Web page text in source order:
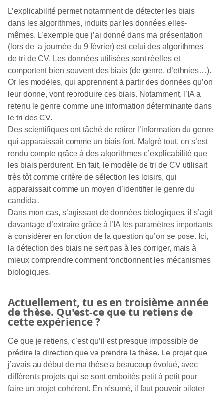
L’explicabilité permet notamment de détecter les biais
dans les algorithmes, induits par les données elles-
mêmes. L’exemple que j’ai donné dans ma présentation
(lors de la journée du 9 février) est celui des algorithmes
de tri de CV. Les données utilisées sont réelles et
comportent bien souvent des biais (de genre, d’ethnies…).
Or les modèles, qui apprennent à partir des données qu’on
leur donne, vont reproduire ces biais. Notamment, l’IA a
retenu le genre comme une information déterminante dans
le tri des CV.
Des scientifiques ont tâché de retirer l’information du genre
qui apparaissait comme un biais fort. Malgré tout, on s’est
rendu compte grâce à des algorithmes d’explicabilité que
les biais perdurent. En fait, le modèle de tri de CV utilisait
très tôt comme critère de sélection les loisirs, qui
apparaissait comme un moyen d’identifier le genre du
candidat.
Dans mon cas, s’agissant de données biologiques, il s’agit
davantage d’extraire grâce à l’IA les paramètres importants
à considérer en fonction de la question qu’on se pose. Ici,
la détection des biais ne sert pas à les corriger, mais à
mieux comprendre comment fonctionnent les mécanismes
biologiques.
Actuellement, tu es en troisième année
de thèse. Qu'est-ce que tu retiens de
cette expérience ?
Ce que je retiens, c’est qu’il est presque impossible de
prédire la direction que va prendre la thèse. Le projet que
j’avais au début de ma thèse a beaucoup évolué, avec
différents projets qui se sont emboités petit à petit pour
faire un projet cohérent. En résumé, il faut pouvoir piloter